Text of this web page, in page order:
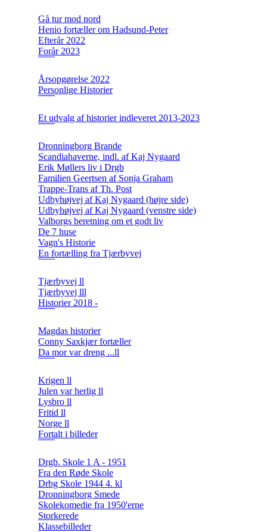
Gå tur mod nord
Henio fortæller om Hadsund-Peter
Efterår 2022
Forår 2023
Årsopgørelse 2022
Personlige Historier
Et udvalg af historier indleveret 2013-2023
Dronningborg Brande
Scandiahaverne, indl. af Kaj Nygaard
Erik Møllers liv i Drgb
Familien Geertsen af Sonja Graham
Trappe-Trans af Th. Post
Udbyhøjvej af Kaj Nygaard (højre side)
Udbyhøjvej af Kaj Nygaard (venstre side)
Valborgs beretning om et godt liv
De 7 huse
Vagn's Historie
En fortælling fra Tjærbyvej
Tjærbyvej ll
Tjærbyvej lll
Historier 2018 -
Magdas historier
Conny Saxkjær fortæller
Da mor var dreng ...ll
Krigen ll
Julen var herlig ll
Lysbro ll
Fritid ll
Norge ll
Fortalt i billeder
Drgb. Skole 1 A - 1951
Fra den Røde Skole
Drbg Skole 1944 4. kl
Dronningborg Smede
Skolekomedie fra 1950'erne
Storkerede
Klassebilleder